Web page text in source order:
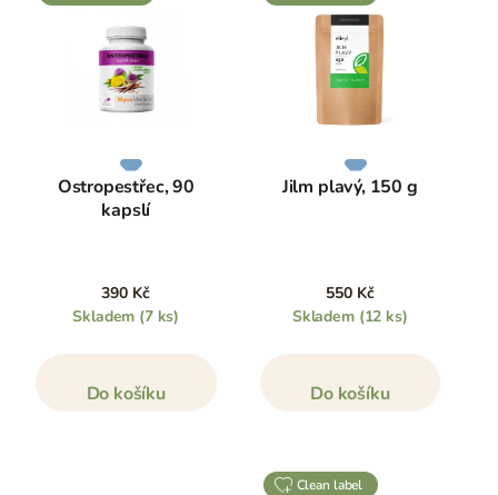
Ostropestřec, 90
kapslí
390 Kč
Skladem (7 ks)
Do košíku
Jilm plavý, 150 g
550 Kč
Skladem (12 ks)
Do košíku
clean label